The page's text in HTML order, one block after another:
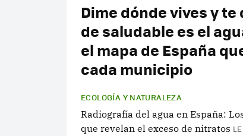
Dime dónde vives y
de saludable es el
el mapa de España
cada municipio
ECOLOGÍA Y NATURALEZA
Radiografía del agua en España:
que revelan el exceso de nitratos